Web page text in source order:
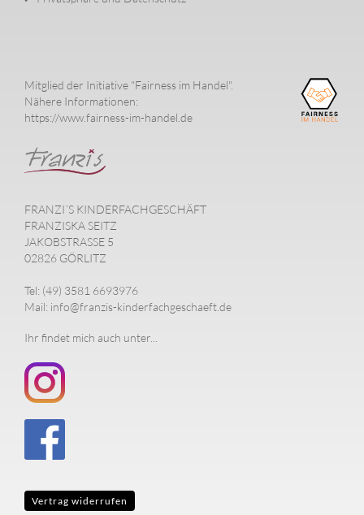
Mitglied der Initiative "Fairness im Handel".
Nähere Informationen:
https://www.fairness-im-handel.de
FRANZI´S KINDERFACHGESCHÄFT
FRANZISKA SEITZ
JAKOBSTRASSE 5
02826 GÖRLITZ
Tel: (49) 3581 6693976
Mail: info@franzis-kinderfachgeschaeft.de
Ihr findet mich auch unter...
Vertrag widerrufen